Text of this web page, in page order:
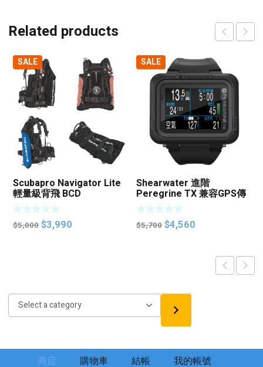
Select
a
Related products
SALE
Scubapro Navigator Lite
輕量級背飛 BCD
$5,000 Original
$3,990
SALE
Shearwater 進階
Peregrine TX 兼容GPS傳
感器潛水電腦
$5,700Original
$4,560
$4,560.
商店 購物車 結帳 我的帳號